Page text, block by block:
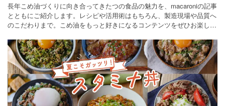
長年こめ油づくりに向き合ってきたつの食品の魅力を、macaroniの記事
とともにご紹介します。レシピや活用術はもちろん、製造現場や品質へ
のこだわりまで。こめ油をもっと好きになるコンテンツをぜひお楽しみ